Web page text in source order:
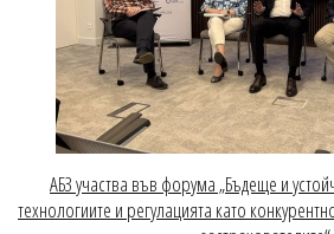
АБЗ участва във форума „Бъдеще и
технологиите и регулацията като